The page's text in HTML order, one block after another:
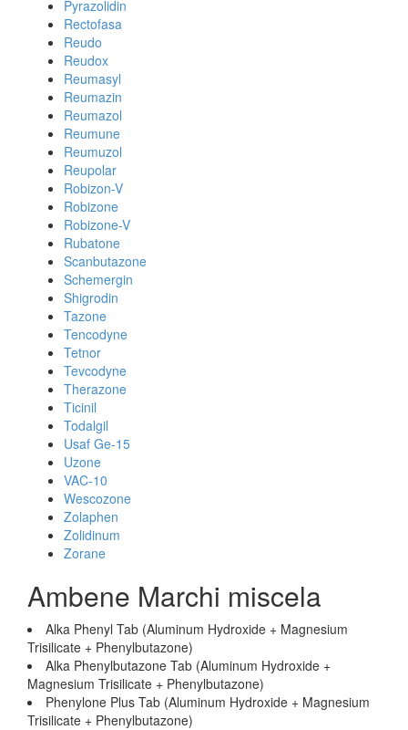
Pyrazolidin
Rectofasa
Reudo
Reudox
Reumasyl
Reumazin
Reumazol
Reumune
Reumuzol
Reupolar
Robizon-V
Robizone
Robizone-V
Rubatone
Scanbutazone
Schemergin
Shigrodin
Tazone
Tencodyne
Tetnor
Tevcodyne
Therazone
Ticinil
Todalgil
Usaf Ge-15
Uzone
VAC-10
Wescozone
Zolaphen
Zolidinum
Zorane
Ambene Marchi miscela
Alka Phenyl Tab (Aluminum Hydroxide + Magnesium
Trisilicate + Phenylbutazone)
Alka Phenylbutazone Tab (Aluminum Hydroxide +
Magnesium Trisilicate + Phenylbutazone)
Phenylone Plus Tab (Aluminum Hydroxide + Magnesium
Trisilicate + Phenylbutazone)